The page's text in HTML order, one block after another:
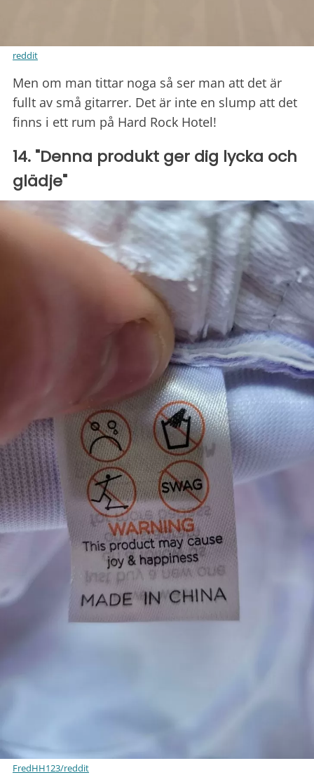
reddit
Men om man tittar noga så ser man att det är
fullt av små gitarrer. Det är inte en slump att det
finns i ett rum på Hard Rock Hotel!
14. "Denna produkt ger dig lycka och
glädje"
FredHH123/reddit